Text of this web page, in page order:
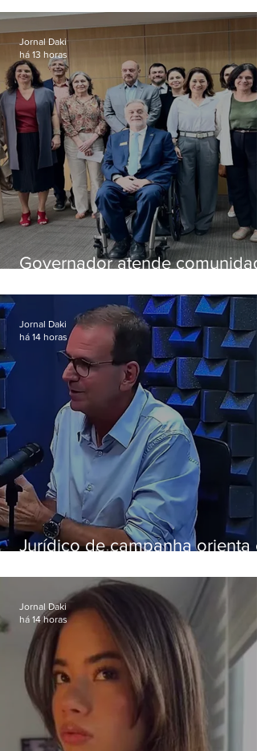
prêmio internacional nos EUA
Governador atende
nova pasta de Ciência e
Tecnologia
Jornal Daki
há 13 horas
Jurídico de campanha orienta e
da Band
Jornal Daki
há 14 horas
Jornal Daki
há 14 horas